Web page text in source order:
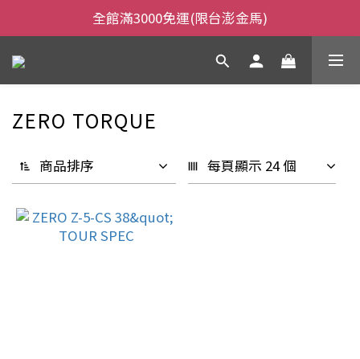
全館滿3000免運(限台澎金馬)
全館滿3000免運(限台澎金馬)
當日下午2:00前下單，當日出貨
全館滿3000免運(限台澎金馬)
ZERO TORQUE
商品排序 每頁顯示 24 個